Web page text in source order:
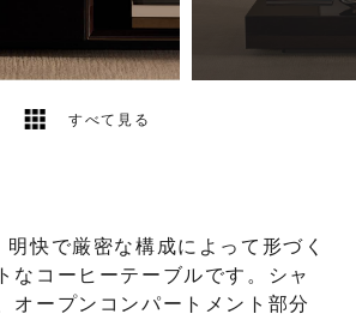
すべて見る
快で厳密な構成によって形づく
なコーヒーテーブルです。シャ
オープンコンパートメント部分